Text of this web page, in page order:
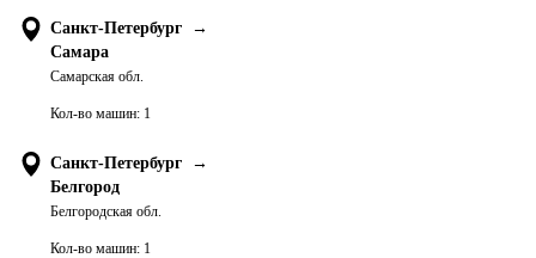
Санкт-Петербург
→
Самара
Самарская обл.
Кол-во машин: 1
Санкт-Петербург
→
Белгород
Белгородская обл.
Кол-во машин: 1